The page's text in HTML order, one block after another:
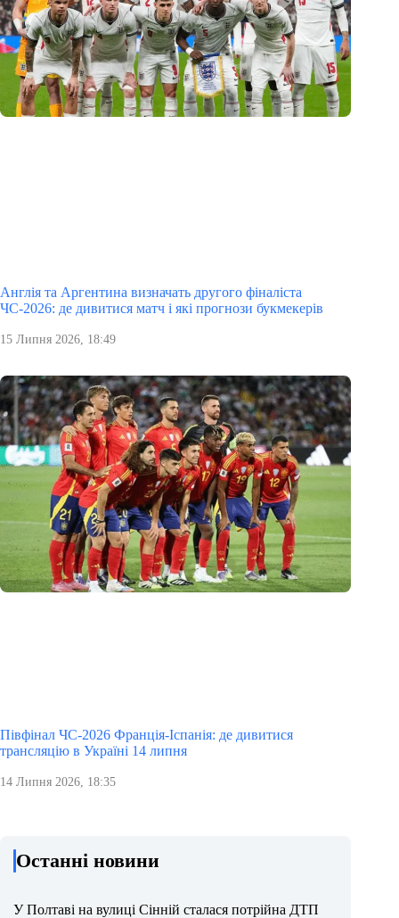
Англія та Аргентина визначать другого фіналіста
ЧС-2026: де дивитися матч і які прогнози букмекерів
15 Липня 2026, 18:49
Півфінал ЧС-2026 Франція-Іспанія: де дивитися
трансляцію в Україні 14 липня
14 Липня 2026, 18:35
Останні новини
У Полтаві на вулиці Сінній сталася потрійна ДТП